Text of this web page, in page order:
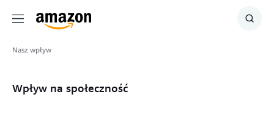
Menu
Nasz wpływ
Wpływ na społeczność